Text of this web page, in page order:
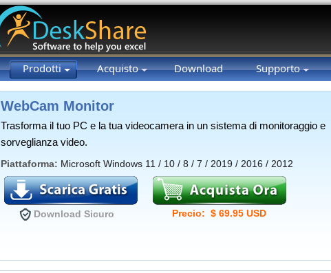
Prodotti Acquisto Download Supporto
WebCam Monitor
Trasforma il tuo PC e la tua videocamera in un sistema di monitoraggio e
sorveglianza video.
Piattaforma: Microsoft Windows 11 / 10 / 8 / 7 / 2019 / 2016 / 2012
Download Sicuro Precio: $ 69.95 USD